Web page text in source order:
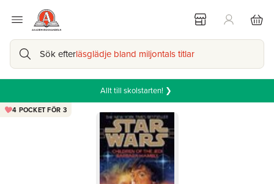
Sök efterläsglädje bland miljontals titlar
Allt till skolstarten! ❯
4 POCKET FÖR 3